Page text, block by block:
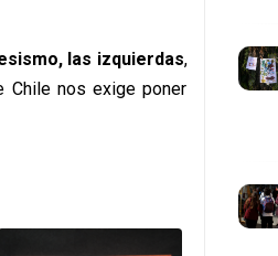
las izquierdas,
Chile nos exige poner